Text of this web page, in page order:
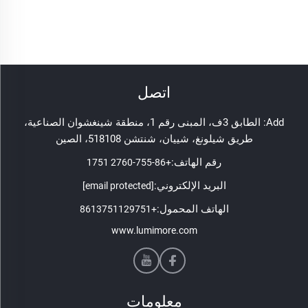
اتصل
Add: الطابق 3ف، المبنى رقم 1، منطقة شينغشوان الصناعية،
طريق شيلونغ، شييان، شنتشن 518108، الصين
رقم الهاتف:+86-755-2760 1751
البريد الإلكتروني:[email protected]
الهاتف المحمول:+8613751129751
www.lumimore.com
معلومات